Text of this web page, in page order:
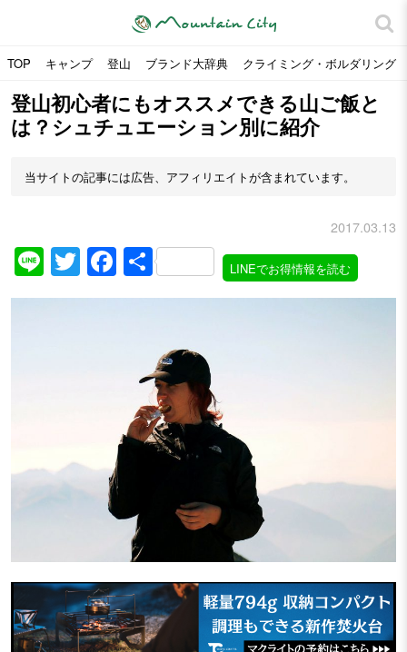
TOP キャンプ 登山 ブランド大辞典 クライミング・ボルダリング
登山初心者にもオススメできる山ご飯と
は？シュチュエーション別に紹介
当サイトの記事には広告、アフィリエイトが含まれています。
2017.03.13
LineTwitter
Facebook
共
有
LINEでお得情報を読む